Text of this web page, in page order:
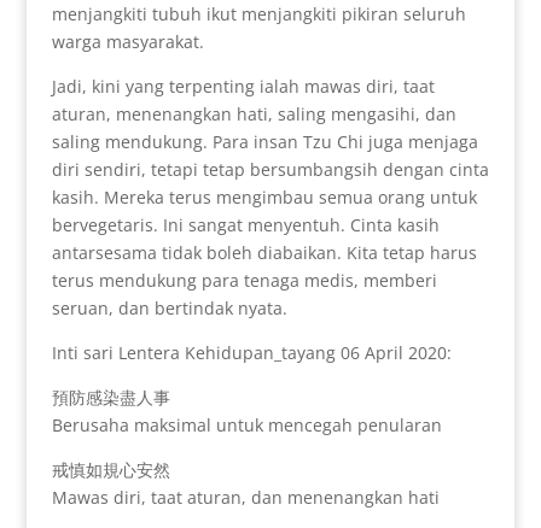
menjangkiti tubuh ikut menjangkiti pikiran seluruh
warga masyarakat.
Jadi, kini yang terpenting ialah mawas diri, taat
aturan, menenangkan hati, saling mengasihi, dan
saling mendukung. Para insan Tzu Chi juga menjaga
diri sendiri, tetapi tetap bersumbangsih dengan cinta
kasih. Mereka terus mengimbau semua orang untuk
bervegetaris. Ini sangat menyentuh. Cinta kasih
antarsesama tidak boleh diabaikan. Kita tetap harus
terus mendukung para tenaga medis, memberi
seruan, dan bertindak nyata.
Inti sari Lentera Kehidupan_tayang 06 April 2020:
預防感染盡人事
Berusaha maksimal untuk mencegah penularan
戒慎如規心安然
Mawas diri, taat aturan, dan menenangkan hati